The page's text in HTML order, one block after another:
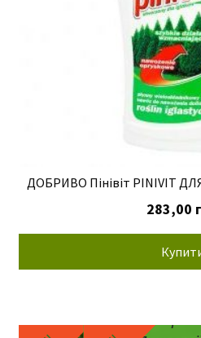
ДОБРИВО Пінівіт PINIVIT
283,00